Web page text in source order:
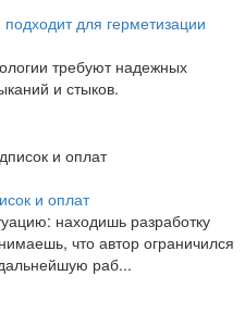
для герметизации
требуют надежных
и стыков.
и оплат
находишь разработку
что автор ограничился
раб...